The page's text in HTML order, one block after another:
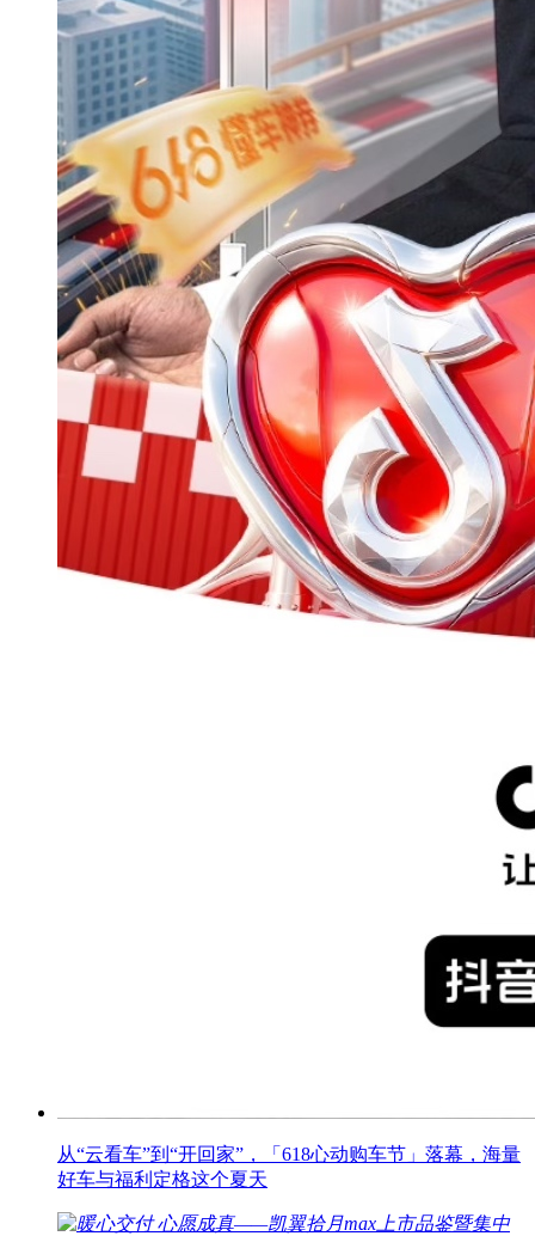
从“云看车”到“开回家”，「618心动购车节」落幕，海量
好车与福利定格这个夏天